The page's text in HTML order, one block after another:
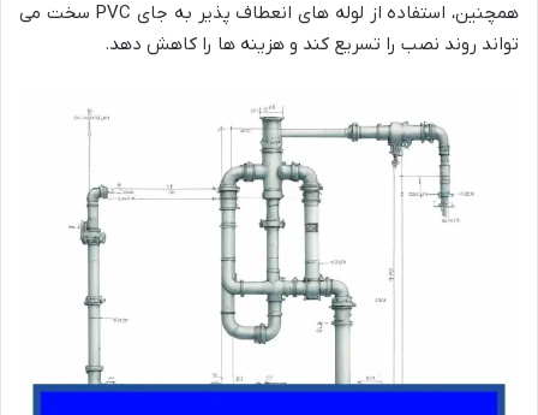
همچنین، استفاده از لوله های انعطاف پذیر به جایPVC
سخت می
تواند روند نصب را تسریع کند و هزینه ها را کاهش دهد.